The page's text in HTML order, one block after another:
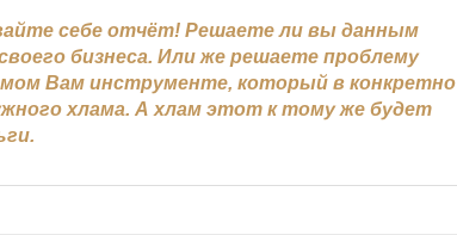
себе отчёт! Решаете ли вы данным
бизнеса. Или же решаете проблему
Вам инструменте, который в конкретно
хлама. А хлам этот к тому же будет